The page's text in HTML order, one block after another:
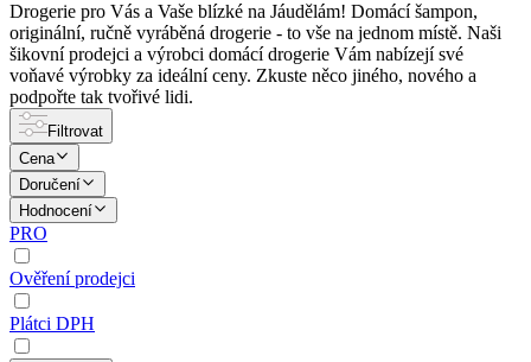
Drogerie pro Vás a Vaše blízké na Jáudělám! Domácí šampon,
originální, ručně vyráběná drogerie - to vše na jednom místě. Naši
šikovní prodejci a výrobci domácí drogerie Vám nabízejí své
voňavé výrobky za ideální ceny. Zkuste něco jiného, nového a
podpořte tak tvořivé lidi.
Filtrovat
Cena
Doručení
Hodnocení
PRO
Ověření prodejci
Plátci DPH